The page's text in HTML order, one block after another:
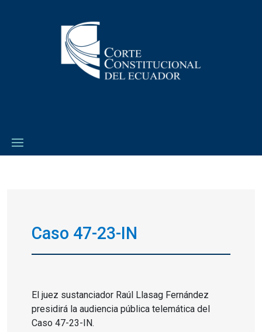
Caso 47-23-IN
El juez sustanciador Raúl Llasag Fernández
presidirá la audiencia pública telemática del
Caso 47-23-IN.